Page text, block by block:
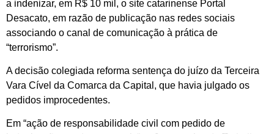
a indenizar, em R$ 10 mil, o site catarinense Portal
Desacato, em razão de publicação nas redes sociais
associando o canal de comunicação à prática de
“terrorismo”.
A decisão colegiada reforma sentença do juízo da Terceira
Vara Cível da Comarca da Capital, que havia julgado os
pedidos improcedentes.
Em “ação de responsabilidade civil com pedido de